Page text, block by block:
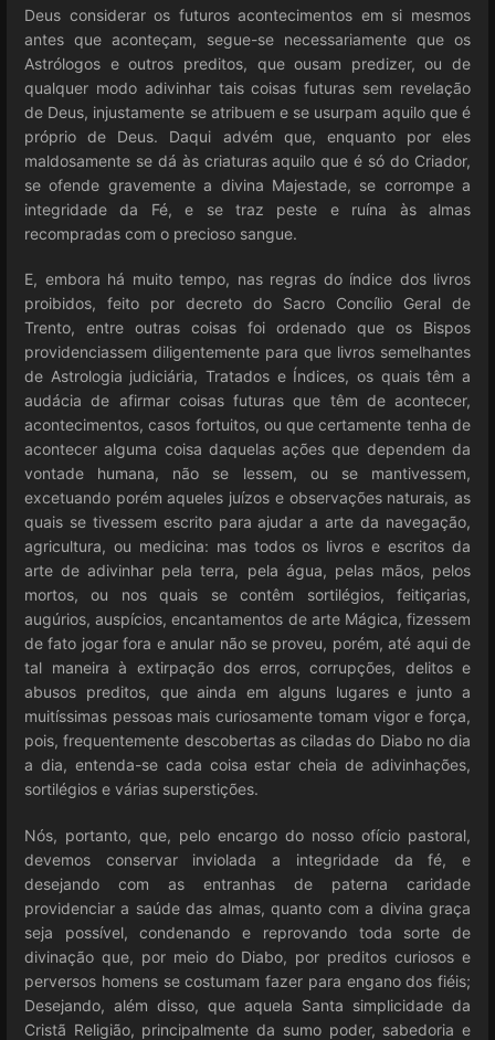
Deus considerar os futuros acontecimentos em si mesmos
antes que aconteçam, segue-se necessariamente que os
Astrólogos e outros preditos, que ousam predizer, ou de
qualquer modo adivinhar tais coisas futuras sem revelação
de Deus, injustamente se atribuem e se usurpam aquilo que é
próprio de Deus. Daqui advém que, enquanto por eles
maldosamente se dá às criaturas aquilo que é só do Criador,
se ofende gravemente a divina Majestade, se corrompe a
integridade da Fé, e se traz peste e ruína às almas
recompradas com o precioso sangue.
E, embora há muito tempo, nas regras do índice dos livros
proibidos, feito por decreto do Sacro Concílio Geral de
Trento, entre outras coisas foi ordenado que os Bispos
providenciassem diligentemente para que livros semelhantes
de Astrologia judiciária, Tratados e Índices, os quais têm a
audácia de afirmar coisas futuras que têm de acontecer,
acontecimentos, casos fortuitos, ou que certamente tenha de
acontecer alguma coisa daquelas ações que dependem da
vontade humana, não se lessem, ou se mantivessem,
excetuando porém aqueles juízos e observações naturais, as
quais se tivessem escrito para ajudar a arte da navegação,
agricultura, ou medicina: mas todos os livros e escritos da
arte de adivinhar pela terra, pela água, pelas mãos, pelos
mortos, ou nos quais se contêm sortilégios, feitiçarias,
augúrios, auspícios, encantamentos de arte Mágica, fizessem
de fato jogar fora e anular não se proveu, porém, até aqui de
tal maneira à extirpação dos erros, corrupções, delitos e
abusos preditos, que ainda em alguns lugares e junto a
muitíssimas pessoas mais curiosamente tomam vigor e força,
pois, frequentemente descobertas as ciladas do Diabo no dia
a dia, entenda-se cada coisa estar cheia de adivinhações,
sortilégios e várias superstições.
Nós, portanto, que, pelo encargo do nosso ofício pastoral,
devemos conservar inviolada a integridade da fé, e
desejando com as entranhas de paterna caridade
providenciar a saúde das almas, quanto com a divina graça
seja possível, condenando e reprovando toda sorte de
divinação que, por meio do Diabo, por preditos curiosos e
perversos homens se costumam fazer para engano dos fiéis;
Desejando, além disso, que aquela Santa simplicidade da
Cristã Religião, principalmente da sumo poder, sabedoria e